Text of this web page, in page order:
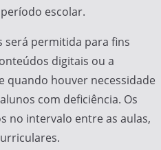
escolar.
será permitida para fins
digitais ou a
quando houver necessidade
com deficiência. Os
no intervalo entre as aulas,